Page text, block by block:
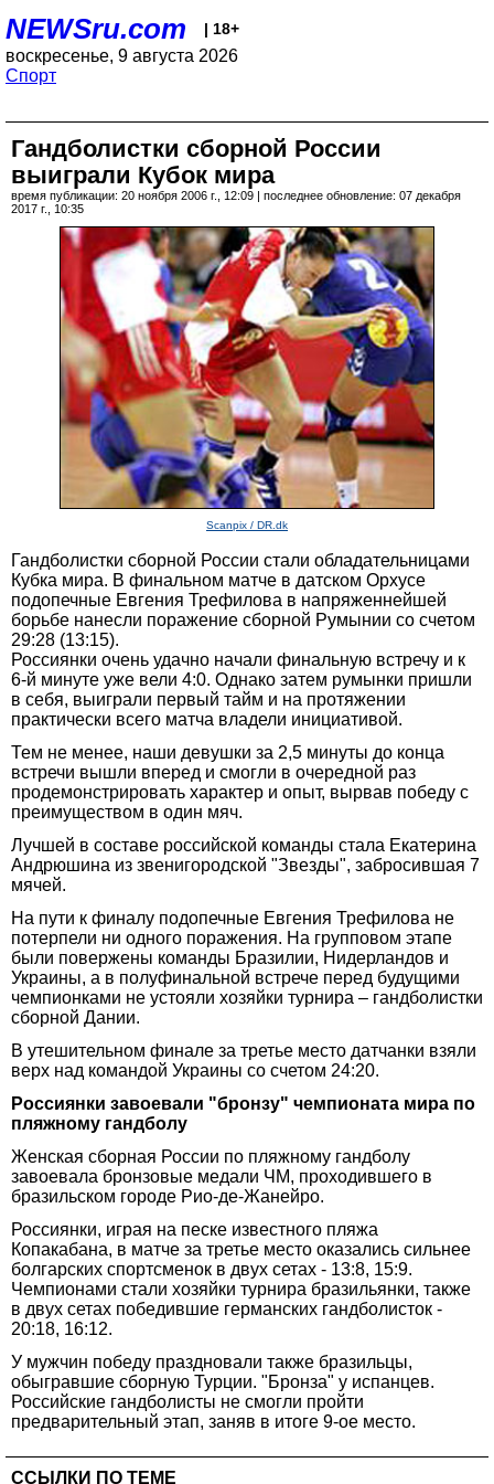
NEWSru.com | 18+
воскресенье, 9 августа 2026
Спорт
Гандболистки сборной России
выиграли Кубок мира
время публикации: 20 ноября 2006 г., 12:09 | последнее обновление: 07 декабря
2017 г., 10:35
Scanpix / DR.dk
Гандболистки сборной России стали обладательницами
Кубка мира. В финальном матче в датском Орхусе
подопечные Евгения Трефилова в напряженнейшей
борьбе нанесли поражение сборной Румынии со счетом
29:28 (13:15).
Россиянки очень удачно начали финальную встречу и к
6-й минуте уже вели 4:0. Однако затем румынки пришли
в себя, выиграли первый тайм и на протяжении
практически всего матча владели инициативой.
Тем не менее, наши девушки за 2,5 минуты до конца
встречи вышли вперед и смогли в очередной раз
продемонстрировать характер и опыт, вырвав победу с
преимуществом в один мяч.
Лучшей в составе российской команды стала Екатерина
Андрюшина из звенигородской "Звезды", забросившая 7
мячей.
На пути к финалу подопечные Евгения Трефилова не
потерпели ни одного поражения. На групповом этапе
были повержены команды Бразилии, Нидерландов и
Украины, а в полуфинальной встрече перед будущими
чемпионками не устояли хозяйки турнира – гандболистки
сборной Дании.
В утешительном финале за третье место датчанки взяли
верх над командой Украины со счетом 24:20.
Россиянки завоевали "бронзу" чемпионата мира по
пляжному гандболу
Женская сборная России по пляжному гандболу
завоевала бронзовые медали ЧМ, проходившего в
бразильском городе Рио-де-Жанейро.
Россиянки, играя на песке известного пляжа
Копакабана, в матче за третье место оказались сильнее
болгарских спортсменок в двух сетах - 13:8, 15:9.
Чемпионами стали хозяйки турнира бразильянки, также
в двух сетах победившие германских гандболисток -
20:18, 16:12.
У мужчин победу праздновали также бразильцы,
обыгравшие сборную Турции. "Бронза" у испанцев.
Российские гандболисты не смогли пройти
предварительный этап, заняв в итоге 9-ое место.
ССЫЛКИ ПО ТЕМЕ